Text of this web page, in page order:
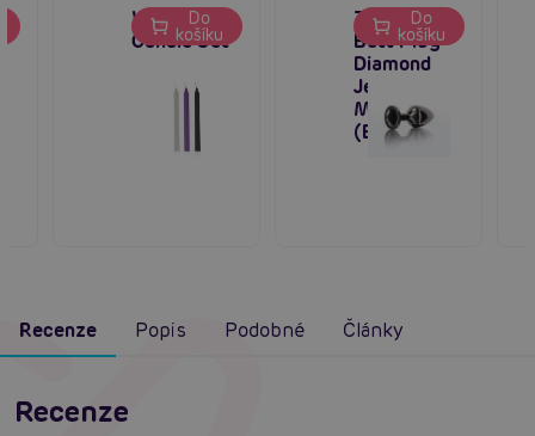
Wax Games
Candle Set
Do
košíku
TABOOM
Butt Plug
Diamond
Jewel
Medium
(Black)
Do
košíku
Recenze Popis Podobné Články
Recenze